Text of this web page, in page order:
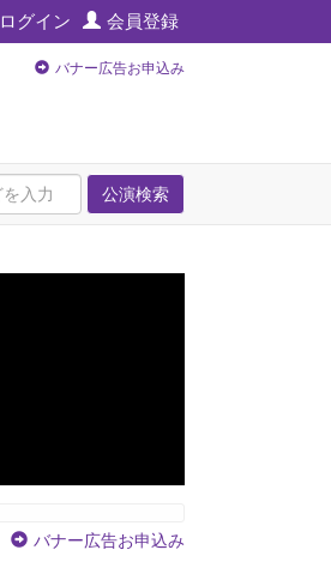
ログイン 会員登録
バナー広告お申込み
公演検索
バナー広告お申込み